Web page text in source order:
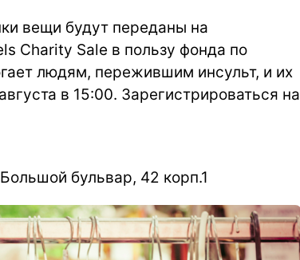
вещи будут переданы на
Charity Sale в пользу фонда по
людям, пережившим инсульт, и их
в 15:00. Зарегистрироваться на
бульвар, 42 корп.1